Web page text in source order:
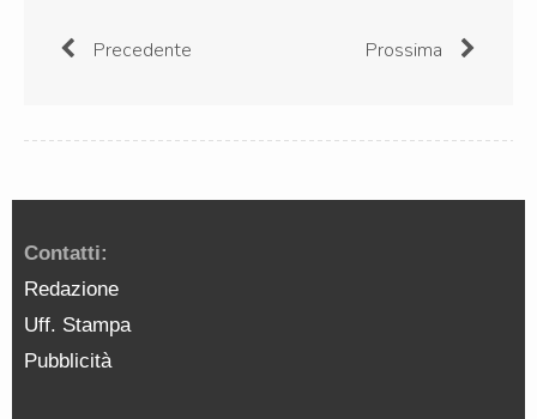
Precedente Prossima
Contatti:
Redazione
Uff. Stampa
Pubblicità